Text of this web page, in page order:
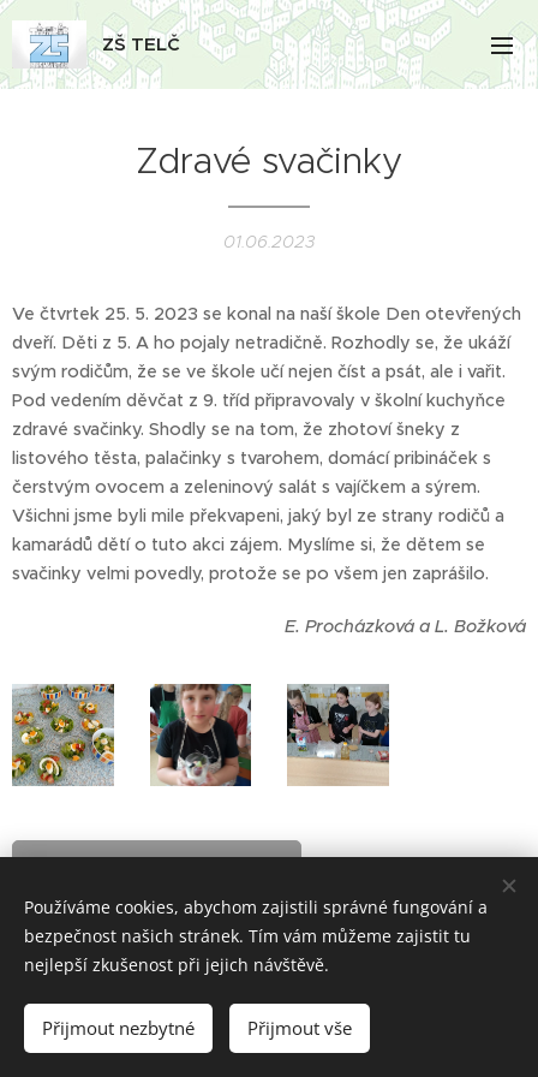
ZŠ TELČ
Zdravé svačinky
01.06.2023
Ve čtvrtek 25. 5. 2023 se konal na naší škole Den otevřených
dveří. Děti z 5. A ho pojaly netradičně. Rozhodly se, že ukáží
svým rodičům, že se ve škole učí nejen číst a psát, ale i vařit.
Pod vedením děvčat z 9. tříd připravovaly v školní kuchyňce
zdravé svačinky. Shodly se na tom, že zhotoví šneky z
listového těsta, palačinky s tvarohem, domácí pribináček s
čerstvým ovocem a zeleninový salát s vajíčkem a sýrem.
Všichni jsme byli mile překvapeni, jaký byl ze strany rodičů a
kamarádů dětí o tuto akci zájem. Myslíme si, že dětem se
svačinky velmi povedly, protože se po všem jen zaprášilo.
E. Procházková a L. Božková
ZŠ Telč - bloxx.cz
Používáme cookies, abychom zajistili správné fungování a
bezpečnost našich stránek. Tím vám můžeme zajistit tu
nejlepší zkušenost při jejich návštěvě.
Přijmout nezbytné Přijmout vše